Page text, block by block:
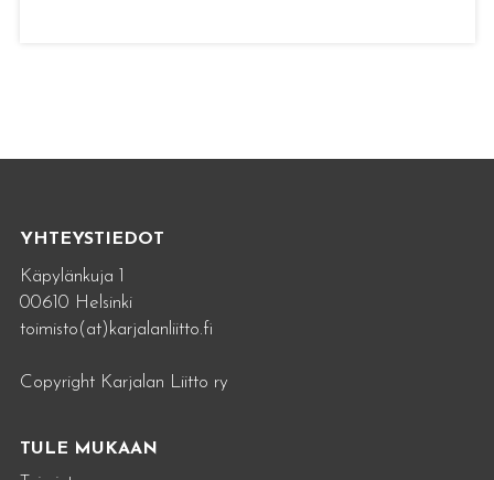
YHTEYSTIEDOT
Käpylänkuja 1
00610 Helsinki
toimisto(at)karjalanliitto.fi
Copyright Karjalan Liitto ry
TULE MUKAAN